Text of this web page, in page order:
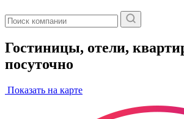
Гостиницы, отели,
посуточно
Показать на карте